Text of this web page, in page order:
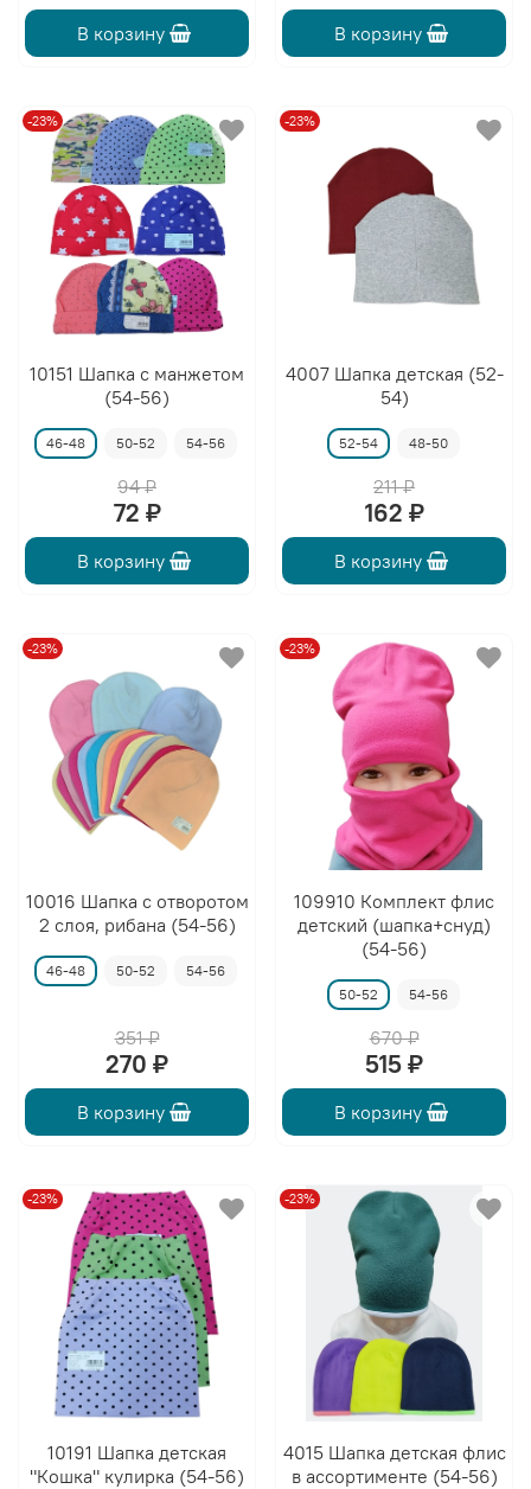
В корзину В корзину
-23%
10151 Шапка с манжетом
(54-56)
46-48 50-52 54-56
94 ₽
72 ₽
В корзину
-23%
4007 Шапка детская (52-
54)
52-54 48-50
211 ₽
162 ₽
В корзину
-23%
10016 Шапка с отворотом
2 слоя, рибана (54-56)
46-48 50-52 54-56
351 ₽
270 ₽
В корзину
-23%
109910 Комплект флис
детский (шапка+снуд)
(54-56)
50-52 54-56
670 ₽
515 ₽
В корзину
-23%
10191 Шапка детская
"Кошка" кулирка (54-56)
-23%
4015 Шапка детская флис
в ассортименте (54-56)